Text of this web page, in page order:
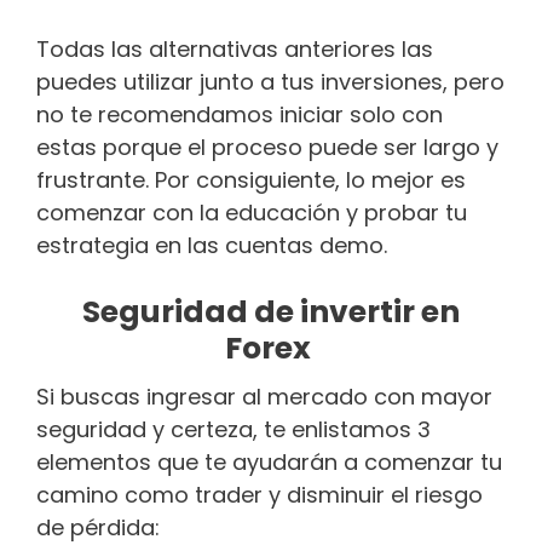
Todas las alternativas anteriores las
puedes utilizar junto a tus inversiones, pero
no te recomendamos iniciar solo con
estas porque el proceso puede ser largo y
frustrante. Por consiguiente, lo mejor es
comenzar con la educación y probar tu
estrategia en las cuentas demo.
Seguridad de invertir en
Forex
Si buscas ingresar al mercado con mayor
seguridad y certeza, te enlistamos 3
elementos que te ayudarán a comenzar tu
camino como trader y disminuir el riesgo
de pérdida: